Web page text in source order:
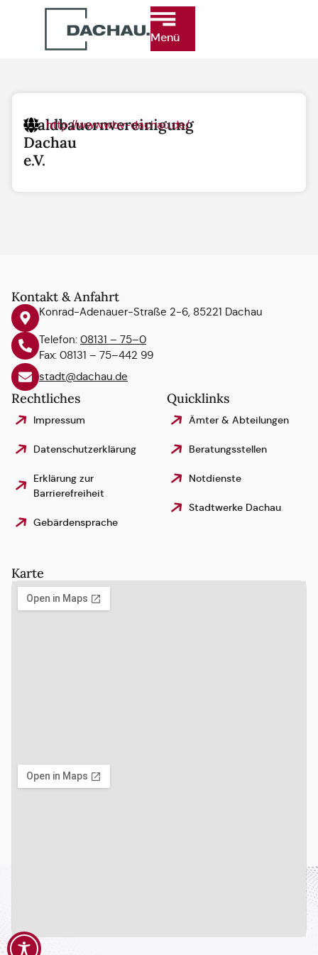
Menü
Waldbauernvereinigung
Dachau
e.V.
http://www.wbv-dachau.de/
Kontakt & Anfahrt
Konrad-Adenauer-Straße 2-6, 85221 Dachau
Telefon: 08131 – 75–0
Fax: 08131 – 75–442 99
stadt@dachau.de
Rechtliches
Impressum
Datenschutzerklärung
Erklärung zur
Barrierefreiheit
Gebärdensprache
Quicklinks
Ämter & Abteilungen
Beratungsstellen
Notdienste
Stadtwerke Dachau
Karte